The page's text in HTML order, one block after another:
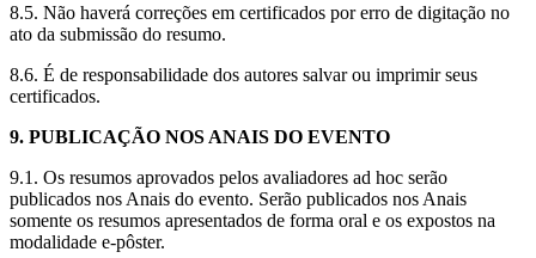
8.5. Não haverá correções em certificados por erro de digitação no
ato da submissão do resumo.
8.6. É de responsabilidade dos autores salvar ou imprimir seus
certificados.
9. PUBLICAÇÃO NOS ANAIS DO EVENTO
9.1. Os resumos aprovados pelos avaliadores ad hoc serão
publicados nos Anais do evento. Serão publicados nos Anais
somente os resumos apresentados de forma oral e os expostos na
modalidade e-pôster.